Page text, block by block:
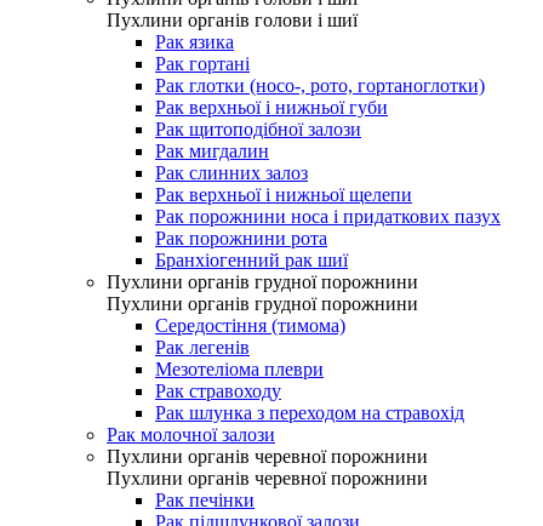
Пухлини органів голови і шиї
Рак язика
Рак гортані
Рак глотки (носо-, рото, гортаноглотки)
Рак верхньої і нижньої губи
Рак щитоподібної залози
Рак мигдалин
Рак слинних залоз
Рак верхньої і нижньої щелепи
Рак порожнини носа і придаткових пазух
Рак порожнини рота
Бранхіогенний рак шиї
Пухлини органів грудної порожнини
Пухлини органів грудної порожнини
Середостіння (тимома)
Рак легенів
Мезотеліома плеври
Рак стравоходу
Рак шлунка з переходом на стравохід
Рак молочної залози
Пухлини органів черевної порожнини
Пухлини органів черевної порожнини
Рак печінки
Рак підшлункової залози